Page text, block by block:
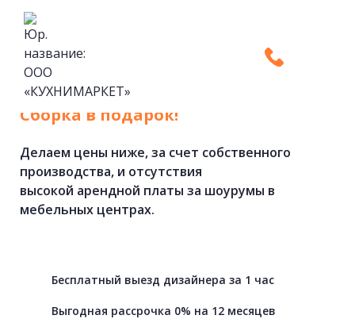
Кухни на заказ
Cборка в подарок!
Делаем цены ниже, за счет собственного
производства, и отсутствия
высокой арендной платы за шоурумы в
мебельных центрах.
Бесплатный выезд дизайнера за 1 час
Выгодная рассрочка 0% на 12 месяцев